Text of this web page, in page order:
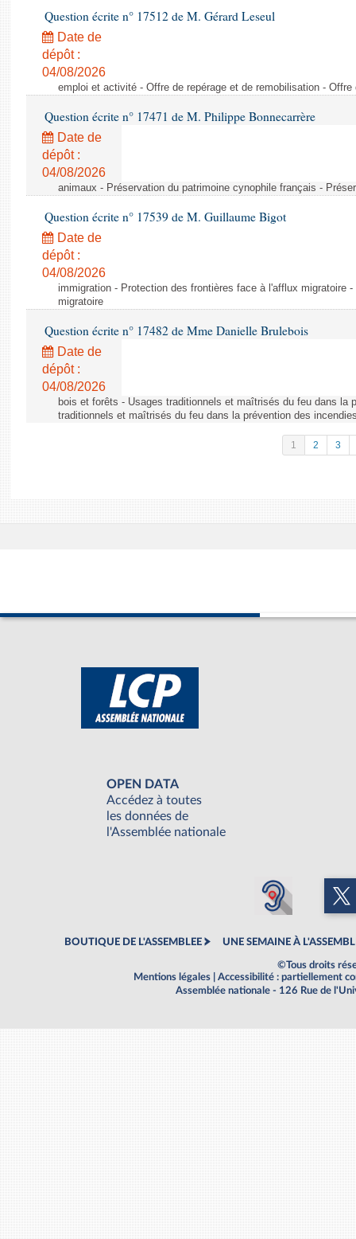
Question écrite n° 17512 de M. Gérard Leseul
Date de
dépôt :
04/08/2026
emploi et activité - Offre de repérage et de remobilisation -
Question écrite n° 17471 de M. Philippe Bonnecarrère
Date de
dépôt :
04/08/2026
animaux - Préservation du patrimoine cynophile français -
Question écrite n° 17539 de M. Guillaume Bigot
Date de
dépôt :
04/08/2026
immigration - Protection des frontières face à l'afflux migratoire
migratoire
Question écrite n° 17482 de Mme Danielle Brulebois
Date de
dépôt :
04/08/2026
bois et forêts - Usages traditionnels et maîtrisés du feu dans la
traditionnels et maîtrisés du feu dans la prévention des
1 2 3
OPEN DATA
Accédez à toutes
les données de
l'Assemblée nationale
BOUTIQUE DE L'ASSEMBLEE UNE SEMAINE À
©Tous droits
Mentions légales
Accessibilité : partiellement
Assemblée nationale - 126 Rue de